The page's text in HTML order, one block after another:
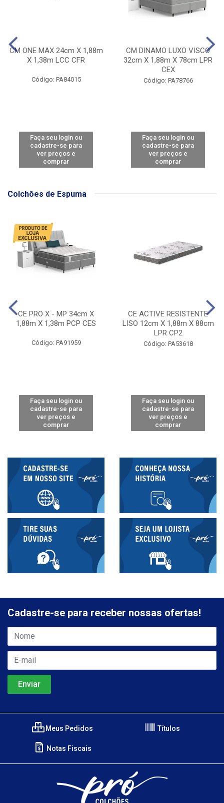
CM ONE MAX 24cm X 1,88m
X 1,38m LCC CFR
Código: PA84015
Faça seu login ou
cadastre-se para
ver preços e
comprar
CM DINAMO LUXO VISCO
32cm X 1,88m X 78cm LPR
CEX
Código: PA78766
Faça seu login ou
cadastre-se para
ver preços e
comprar
Colchões de Espuma
CE PRO X - MP 34cm X
1,88m X 1,38m PCP CES
Código: PA91959
Faça seu login ou
cadastre-se para
ver preços e
comprar
CE ACTIVE RESISTENTE
LISO 12cm X 1,88m X 88cm
LPR CP2
Código: PA53618
Faça seu login ou
cadastre-se para
ver preços e
comprar
Cadastre-se para receber nossas ofertas!
Meus Pedidos Títulos
Notas Fiscais